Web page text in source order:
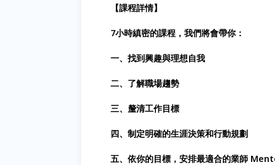
【課程詳情】
7小時縝密的課程，我們將會帶你：
一、找到興趣與理想自我
二、了解職場趨勢
三、釐清工作目標
四、制定明確的生涯決策和行動規劃
五、依你的目標，安排最適合的業師